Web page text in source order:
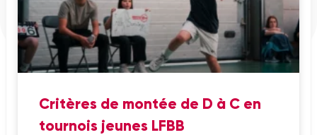
Critères de montée de D à C en
tournois jeunes LFBB